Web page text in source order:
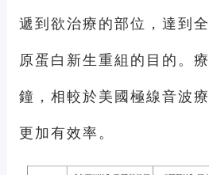
遞到欲治療的部位，達到
原蛋白新生重組的目的。
鐘，相較於美國極線音波
更加有效率。